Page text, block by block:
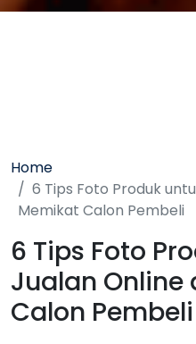
Home
6 Tips Foto Produk
Memikat Calon Pembeli
6 Tips Foto
Jualan
Calon Pembeli